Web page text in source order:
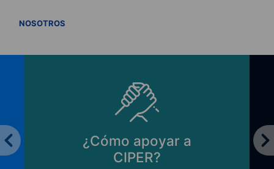
NOSOTROS
¿Cómo apoyar a
CIPER?